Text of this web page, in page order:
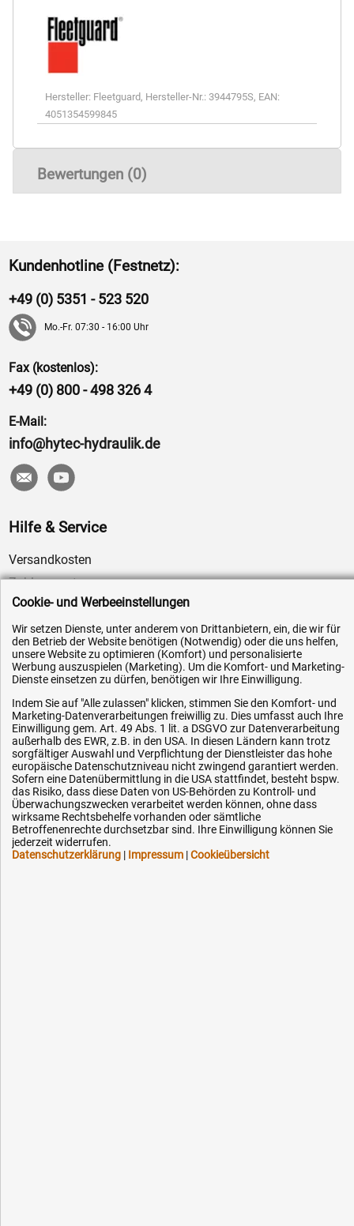
Hersteller: Fleetguard, Hersteller-Nr.: 3944795S, EAN:
4051354599845
Bewertungen (0)
Kundenhotline (Festnetz):
+49 (0) 5351 - 523 520
Mo.-Fr. 07:30 - 16:00 Uhr
Fax (kostenlos):
+49 (0) 800 - 498 326 4
E-Mail:
info@hytec-hydraulik.de
Hilfe & Service
Versandkosten
Zahlungsarten
Service
AGB / Widerrufsrecht
Datenschutz
Impressum
Karriere
OEM-Ersatzteile
Technik-Hilfe
Downloads
Kontakt
Ihre Hytec-Hydraulik Vorteile
Cookie- und Werbeeinstellungen
Wir setzen Dienste, unter anderem von Drittanbietern, ein, die wir für
den Betrieb der Website benötigen (Notwendig) oder die uns helfen,
unsere Website zu optimieren (Komfort) und personalisierte
Werbung auszuspielen (Marketing). Um die Komfort- und Marketing-
Dienste einsetzen zu dürfen, benötigen wir Ihre Einwilligung.
Indem Sie auf "Alle zulassen" klicken, stimmen Sie den Komfort- und
Marketing-Datenverarbeitungen freiwillig zu. Dies umfasst auch Ihre
Einwilligung gem. Art. 49 Abs. 1 lit. a DSGVO zur Datenverarbeitung
außerhalb des EWR, z.B. in den USA. In diesen Ländern kann trotz
sorgfältiger Auswahl und Verpflichtung der Dienstleister das hohe
europäische Datenschutzniveau nicht zwingend garantiert werden.
Sofern eine Datenübermittlung in die USA stattfindet, besteht bspw.
das Risiko, dass diese Daten von US-Behörden zu Kontroll- und
Überwachungszwecken verarbeitet werden können, ohne dass
wirksame Rechtsbehelfe vorhanden oder sämtliche
Betroffenenrechte durchsetzbar sind. Ihre Einwilligung können Sie
jederzeit widerrufen.
Datenschutzerklärung | Impressum |Cookieübersicht